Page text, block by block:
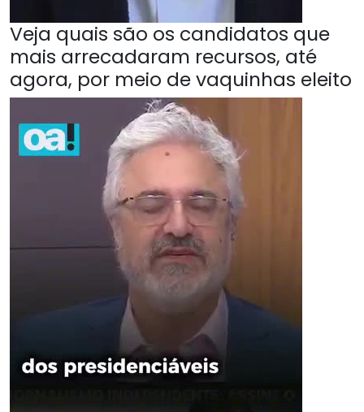
Veja quais são os candidatos que
mais arrecadaram recursos, até
agora, por meio de vaquinhas eleito